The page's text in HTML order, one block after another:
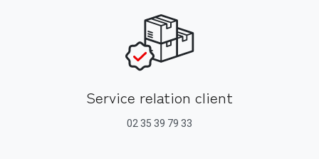
Service relation client
02 35 39 79 33